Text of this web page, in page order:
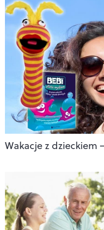
Wakacje z dzieckiem